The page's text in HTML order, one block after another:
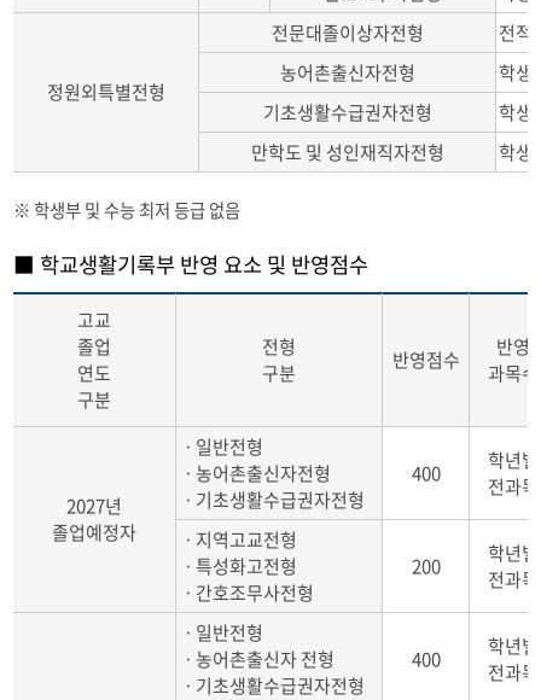
정원외특별전형
전문대졸이상자전형
전적
농어촌출신자전형
학생
기초생활수급권자전형
학생
만학도 및 성인재직자전형
학생
※ 학생부 및 수능 최저 등급 없음
■ 학교생활기록부 반영 요소 및 반영점수
고교
졸업
연도
구분
전형
구분
반영점수
반영
과목수
2027년
졸업예정자
ㆍ일반전형
ㆍ농어촌출신자전형
ㆍ기초생활수급권자전형
400
학년별
전과목
ㆍ지역고교전형
ㆍ특성화고전형
ㆍ간호조무사전형
200
학년별
전과목
ㆍ일반전형
ㆍ농어촌출신자 전형
ㆍ기초생활수급권자전형
400
학년별
전과목